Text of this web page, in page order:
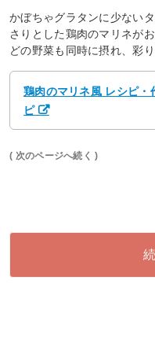
かぼちゃグラタンに少ない
さりとした鶏肉のマリネが
どの野菜も同時に摂れ、彩
鶏肉のマリネ風 レシピ
ピ
( 次のページへ続く )